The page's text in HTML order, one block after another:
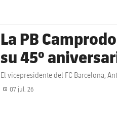
La PB
su 45º
El vicepresidente del FC Barcelona,
label.share.clock
07 jul. 26